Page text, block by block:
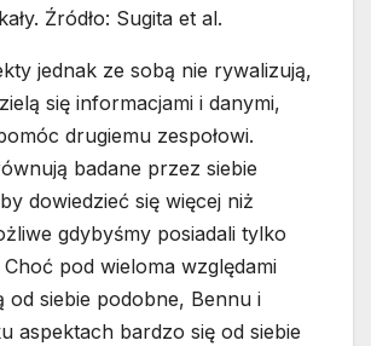
Źródło: Sugita et al.
jednak ze sobą nie rywalizują,
się informacjami i danymi,
drugiemu zespołowi.
badane przez siebie
dowiedzieć się więcej niż
gdybyśmy posiadali tylko
pod wieloma względami
od siebie podobne, Bennu i
aspektach bardzo się od siebie